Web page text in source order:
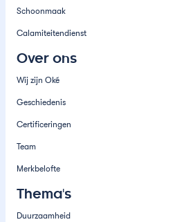
Schoonmaak
Calamiteitendienst
Over ons
Wij zijn Oké
Geschiedenis
Certificeringen
Team
Merkbelofte
Thema's
Duurzaamheid